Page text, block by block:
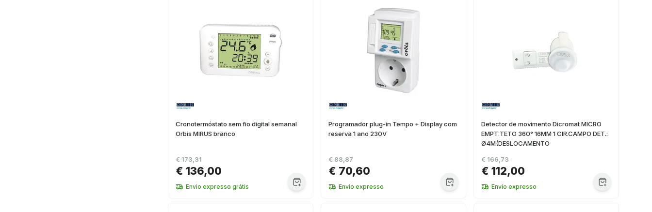
Cronotermóstato sem fio digital semanal
Orbis MIRUS branco
€ 136,00
€ 173,31
Envio expresso grátis
Programador plug-in Tempo + Display com
reserva 1 ano 230V
€ 70,60
€ 88,87
Envio expresso
Detector de movimento Dicromat MICRO
EMPT.TETO 360° 16MM 1 CIR.CAMPO DET.:
Ø4M(DESLOCAMENTO
€ 112,00
€ 166,73
Envio expresso